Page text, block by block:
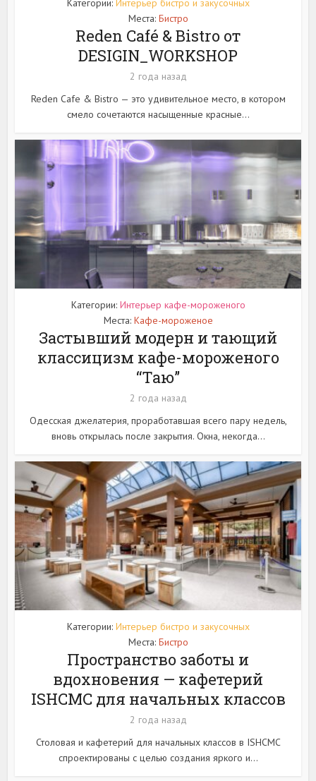
Категории: Интерьер бистро и закусочных
Места: Бистро
Reden Café & Bistro от
DESIGIN_WORKSHOP
2 года назад
Reden Cafe & Bistro — это удивительное место, в котором
смело сочетаются насыщенные красные...
Категории: Интерьер кафе-мороженого
Места: Кафе-мороженое
Застывший модерн и тающий
классицизм кафе-мороженого
“Таю”
2 года назад
Одесская джелатерия, проработавшая всего пару недель,
вновь открылась после закрытия. Окна, некогда...
Категории: Интерьер бистро и закусочных
Места: Бистро
Пространство заботы и
вдохновения — кафетерий
ISHCMC для начальных классов
2 года назад
Столовая и кафетерий для начальных классов в ISHCMC
спроектированы с целью создания яркого и...